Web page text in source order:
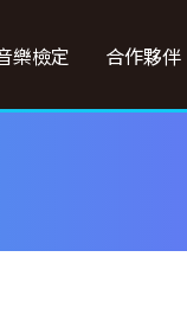
樂檢定 合作夥伴